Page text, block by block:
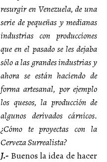
resurgir en Venezuela, de una
serie de pequeñas y medianas
industrias con producciones
que en el pasado se les dejaba
sólo a las grandes industrias y
ahora se están haciendo de
forma artesanal, por ejemplo
los quesos, la producción de
algunos derivados cárnicos.
¿Cómo te proyectas con la
Cerveza Surrealista?
J.- Buenos la idea de hacer